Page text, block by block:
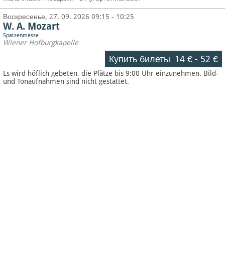
Воскресенье, 27. 09. 2026 09:15 - 10:25
W. A. Mozart
Spatzenmesse
Wiener Hofburgkapelle
Купить билеты 14 €- 52 €
Es wird höflich gebeten, die Plätze bis 9:00 Uhr einzunehmen. Bild-
und Tonaufnahmen sind nicht gestattet.